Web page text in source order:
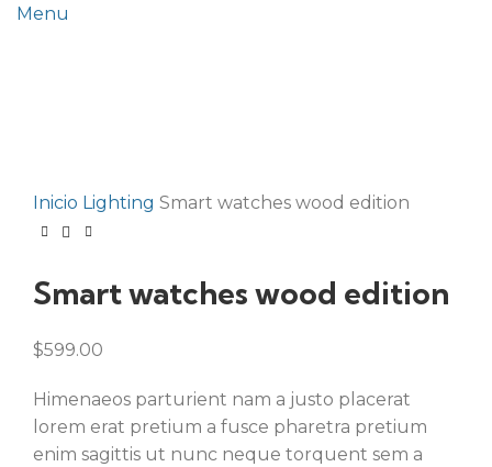
Menu
Inicio Lighting Smart watches wood edition
Smart watches wood edition
$599.00
Himenaeos parturient nam a justo placerat
lorem erat pretium a fusce pharetra pretium
enim sagittis ut nunc neque torquent sem a